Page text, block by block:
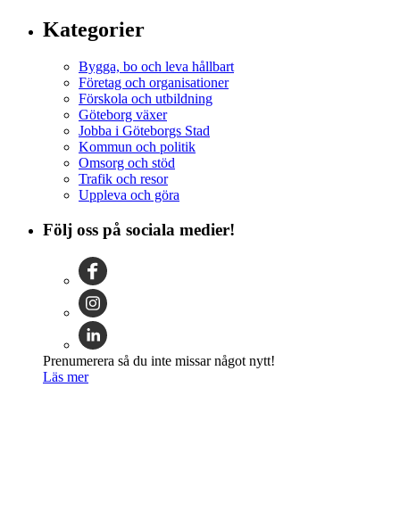
Kategorier
Bygga, bo och leva hållbart
Företag och organisationer
Förskola och utbildning
Göteborg växer
Jobba i Göteborgs Stad
Kommun och politik
Omsorg och stöd
Trafik och resor
Uppleva och göra
Följ oss på sociala medier!
Prenumerera så du inte missar något nytt!
Läs mer